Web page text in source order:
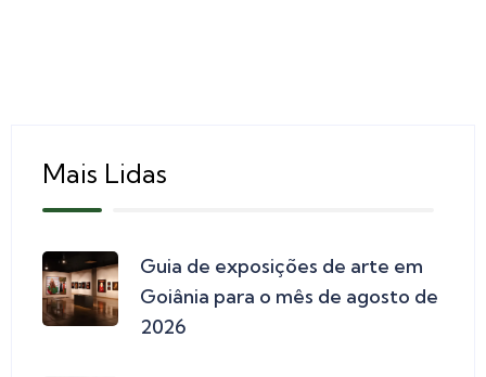
Mais Lidas
Guia de exposições de arte em
Goiânia para o mês de agosto de
2026